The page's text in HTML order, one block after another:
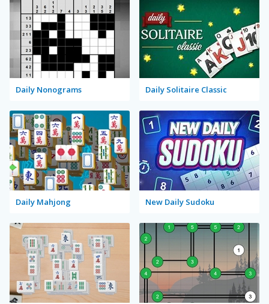
Daily Nonograms Daily Solitaire Classic
Daily Mahjong New Daily Sudoku